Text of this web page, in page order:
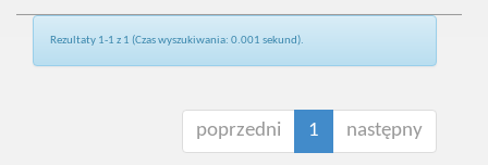
Rezultaty 1-1 z 1 (Czas wyszukiwania: 0.001 sekund).
poprzedni 1 następny